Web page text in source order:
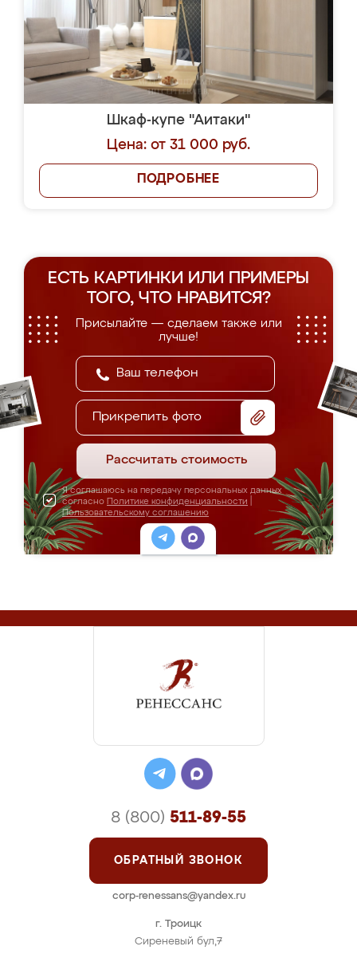
Шкаф-купе "Аитаки"
Цена: от 31 000 руб.
ПОДРОБНЕЕ
ЕСТЬ КАРТИНКИ ИЛИ ПРИМЕРЫ
ТОГО, ЧТО НРАВИТСЯ?
Присылайте — сделаем также или
лучше!
Прикрепить фото
Рассчитать стоимость
Я соглашаюсь на передачу персональных данных
согласно Политике конфиденциальности
Пользовательскому соглашению
г. Троицк
Сиреневый бул,7
8 (800) 511-89-55
ОБРАТНЫЙ ЗВОНОК
corp-renessans@yandex.ru